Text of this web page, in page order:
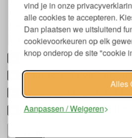
vind je in onze
alle cookies te accepteren.
Dan plaatsen we uitsluitend
cookievoorkeuren op elk
knop onderop de site "cookie
Alles
Aanpassen / Weigeren
Hoogte matras
Partnerhoes
Maatwerk
Tweepersoonsbed
Maatwerk natuurlatex
Handgemaakt, fairtrade
Elektromagnetische